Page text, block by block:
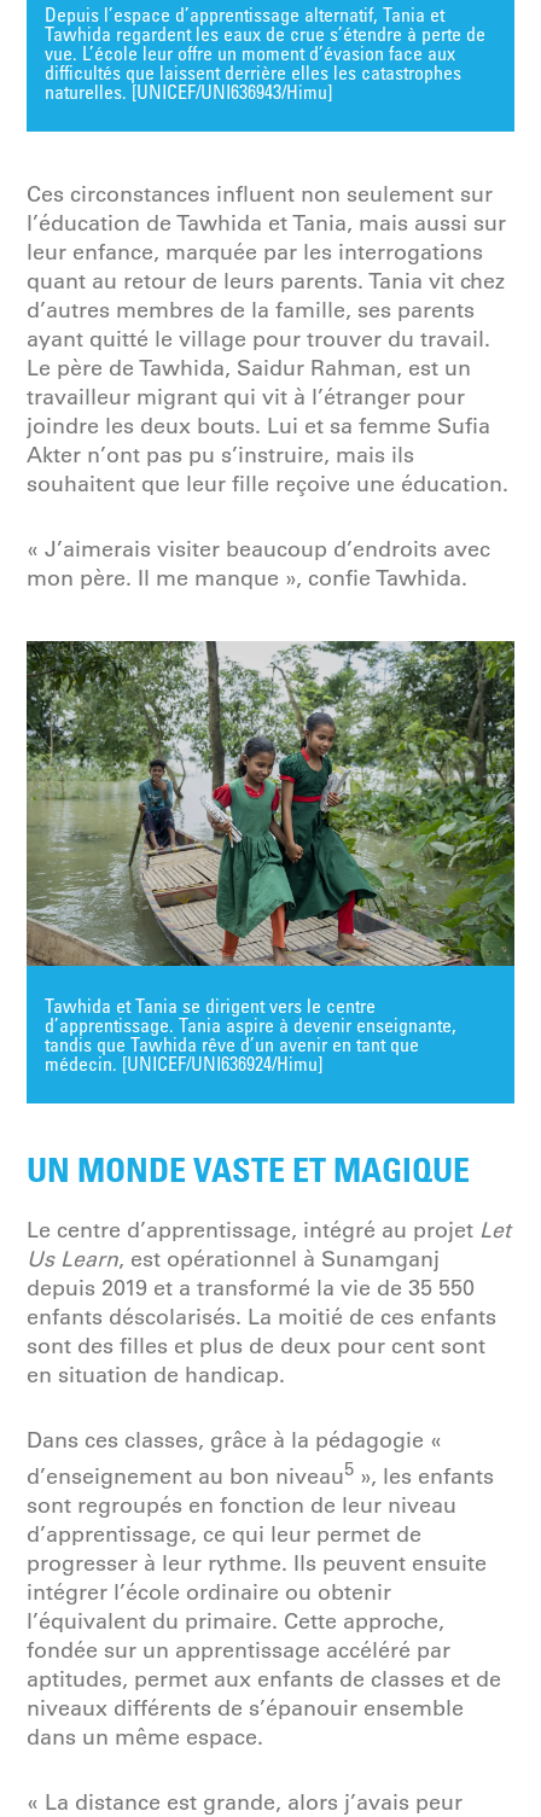
Depuis l’espace d’apprentissage alternatif, Tania et
Tawhida regardent les eaux de crue s’étendre à perte de
vue. L’école leur offre un moment d’évasion face aux
difficultés que laissent derrière elles les catastrophes
naturelles. [UNICEF/UNI636943/Himu]
Ces circonstances influent non seulement sur
l’éducation de Tawhida et Tania, mais aussi sur
leur enfance, marquée par les interrogations
quant au retour de leurs parents. Tania vit chez
d’autres membres de la famille, ses parents
ayant quitté le village pour trouver du travail.
Le père de Tawhida, Saidur Rahman, est un
travailleur migrant qui vit à l’étranger pour
joindre les deux bouts. Lui et sa femme Sufia
Akter n’ont pas pu s’instruire, mais ils
souhaitent que leur fille reçoive une éducation.
« J’aimerais visiter beaucoup d’endroits avec
mon père. Il me manque », confie Tawhida.
Tawhida et Tania se dirigent vers le centre
d’apprentissage. Tania aspire à devenir enseignante,
tandis que Tawhida rêve d’un avenir en tant que
médecin. [UNICEF/UNI636924/Himu]
UN MONDE VASTE ET MAGIQUE
Le centre d’apprentissage, intégré au projet Let
Us Learn, est opérationnel à Sunamganj
depuis 2019 et a transformé la vie de 35 550
enfants déscolarisés. La moitié de ces enfants
sont des filles et plus de deux pour cent sont
en situation de handicap.
Dans ces classes, grâce à la pédagogie «
d’enseignement au bon niveau5 », les enfants
sont regroupés en fonction de leur niveau
d’apprentissage, ce qui leur permet de
progresser à leur rythme. Ils peuvent ensuite
intégrer l’école ordinaire ou obtenir
l’équivalent du primaire. Cette approche,
fondée sur un apprentissage accéléré par
aptitudes, permet aux enfants de classes et de
niveaux différents de s’épanouir ensemble
dans un même espace.
« La distance est grande, alors j’avais peur